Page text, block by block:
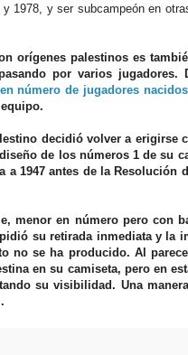
1978, y ser subcampeón en
orígenes palestinos es
por varios jugadores.
número de jugadores
decidió volver a erigirse
de los números 1 de su
a 1947 antes de la Resolución
menor en número pero con
su retirada inmediata y la
no se ha producido. Al
en su camiseta, pero en
su visibilidad. Una